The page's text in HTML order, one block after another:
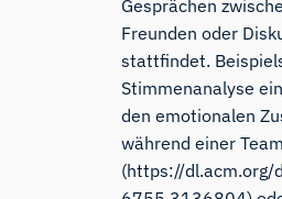
Gesprächen
Freunden oder
stattfindet.
Stimmenanalyse
den emotionalen
während einer
(https://
FRAGEN SIE ZU DIESEM ARTIKEL
Diesen Artikel zusammenfassen
Wie könnte ich das anwenden?